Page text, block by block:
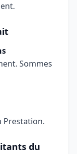
Sommes
Prestation.
du